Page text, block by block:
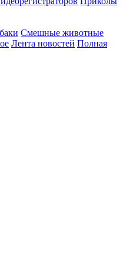
Смешные животные
Лента новостей Полная